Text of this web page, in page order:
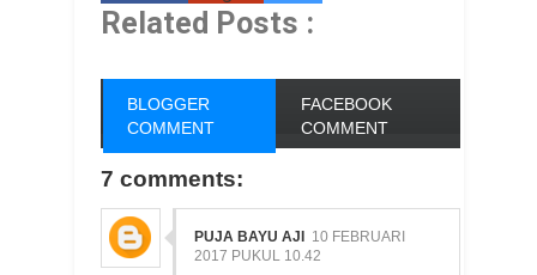
Related Posts :
BLOGGER
COMMENT
FACEBOOK
COMMENT
7 comments:
PUJA BAYU AJI
10 FEBRUARI
2017 PUKUL 10.42